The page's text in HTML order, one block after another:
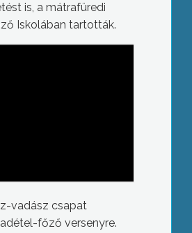
is, a mátrafüredi
Iskolában tartották.
vadász csapat
főző versenyre.